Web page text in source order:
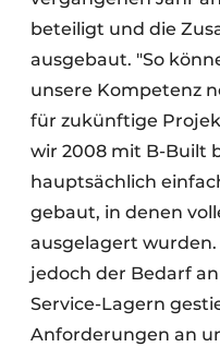
beteiligt und die
ausgebaut. "So
unsere Kompetenz
für zukünftige
wir 2008 mit B-Built
hauptsächlich
gebaut, in denen
ausgelagert
jedoch der Bedarf
Service-Lagern
Anforderungen an